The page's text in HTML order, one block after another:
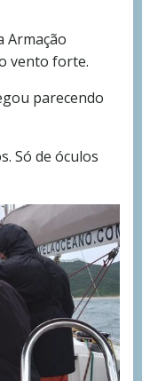
Armação
vento forte.
parecendo
Só de óculos